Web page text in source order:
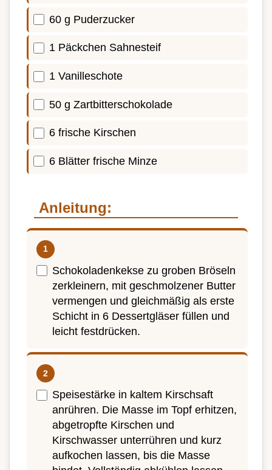
60 g Puderzucker
1 Päckchen Sahnesteif
1 Vanilleschote
50 g Zartbitterschokolade
6 frische Kirschen
6 Blätter frische Minze
Anleitung:
Schokoladenkekse zu groben Bröseln
zerkleinern, mit geschmolzener Butter
vermengen und gleichmäßig als erste
Schicht in 6 Dessertgläser füllen und
leicht festdrücken.
Speisestärke in kaltem Kirschsaft
anrühren. Die Masse im Topf erhitzen,
abgetropfte Kirschen und
Kirschwasser unterrühren und kurz
aufkochen lassen, bis die Masse